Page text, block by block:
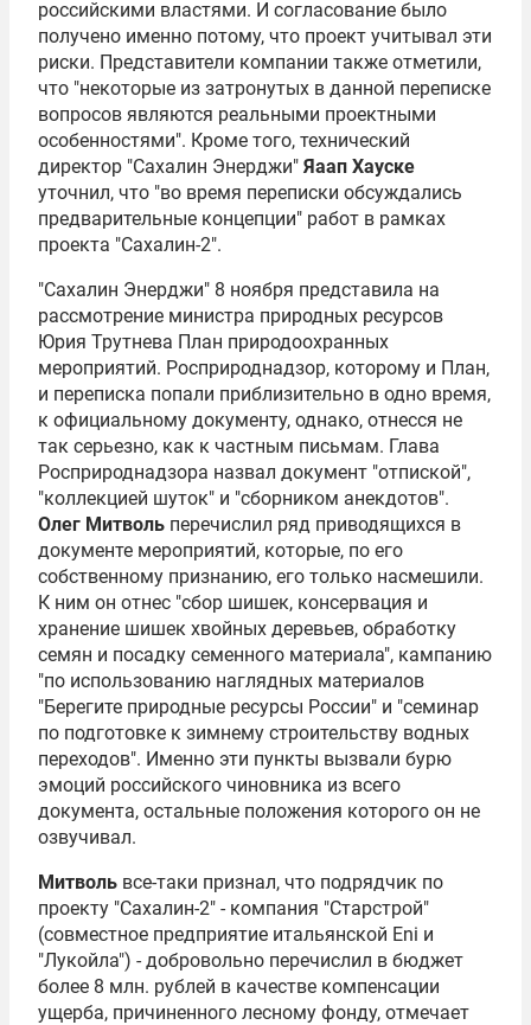
российскими властями. И согласование было
получено именно потому, что проект учитывал эти
риски. Представители компании также отметили,
что "некоторые из затронутых в данной переписке
вопросов являются реальными проектными
особенностями". Кроме того, технический
директор "Сахалин Энерджи" Яаап Хауске
уточнил, что "во время переписки обсуждались
предварительные концепции" работ в рамках
проекта "Сахалин-2".
"Сахалин Энерджи" 8 ноября представила на
рассмотрение министра природных ресурсов
Юрия Трутнева План природоохранных
мероприятий. Росприроднадзор, которому и План,
и переписка попали приблизительно в одно время,
к официальному документу, однако, отнесся не
так серьезно, как к частным письмам. Глава
Росприроднадзора назвал документ "отпиской",
"коллекцией шуток" и "сборником анекдотов".
Олег Митволь перечислил ряд приводящихся в
документе мероприятий, которые, по его
собственному признанию, его только насмешили.
К ним он отнес "сбор шишек, консервация и
хранение шишек хвойных деревьев, обработку
семян и посадку семенного материала", кампанию
"по использованию наглядных материалов
"Берегите природные ресурсы России" и "семинар
по подготовке к зимнему строительству водных
переходов". Именно эти пункты вызвали бурю
эмоций российского чиновника из всего
документа, остальные положения которого он не
озвучивал.
Митволь все-таки признал, что подрядчик по
проекту "Сахалин-2" - компания "Старстрой"
(совместное предприятие итальянской Eni и
"Лукойла") - добровольно перечислил в бюджет
более 8 млн. рублей в качестве компенсации
ущерба, причиненного лесному фонду, отмечает